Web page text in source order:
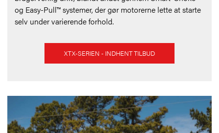
og Easy-Pull™ systemer, der gør motorerne lette at starte
selv under varierende forhold.
XTX-SERIEN - INDHENT TILBUD